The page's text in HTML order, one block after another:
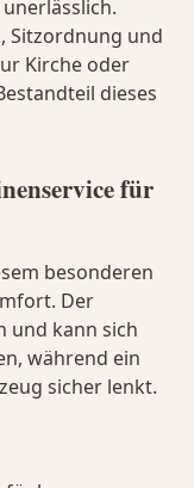
Sitzordnung und
Kirche oder
dieses
für
besonderen
Der
und kann sich
während ein
sicher lenkt.